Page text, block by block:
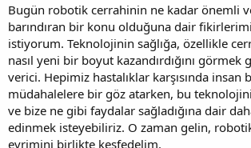
i
Bugün robotik cerrahinin ne kadar önemli
barındıran bir konu olduğuna dair
istiyorum. Teknolojinin sağlığa, özellikle
nasıl yeni bir boyut kazandırdığını görmek
verici. Hepimiz hastalıklar karşısında insan
müdahalelere bir göz atarken, bu
ve bize ne gibi faydalar sağladığına dair
edinmek isteyebiliriz. O zaman gelin,
evrimini birlikte keşfedelim.